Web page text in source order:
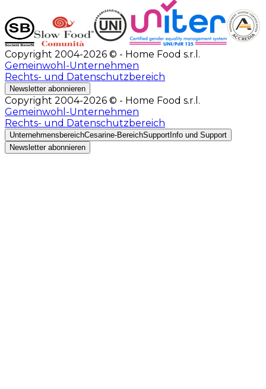
Copyright 2004-2026 © - Home Food s.r.l.
Gemeinwohl-Unternehmen
Rechts- und Datenschutzbereich
Newsletter abonnieren
Copyright 2004-2026 © - Home Food s.r.l.
Gemeinwohl-Unternehmen
Rechts- und Datenschutzbereich
UnternehmensbereichCesarine-BereichSupport Info und Support
Newsletter abonnieren